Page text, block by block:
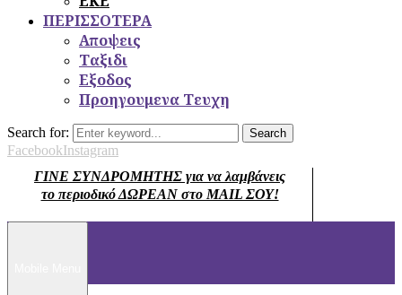
ΠΕΡΙΣΣΟΤΕΡΑ
Αποψεις
Ταξιδι
Εξοδος
Προηγουμενα Τευχη
Search for: Search
FacebookInstagram
ΓΙΝΕ ΣΥΝΔΡΟΜΗΤΗΣ για να λαμβάνεις
το περιοδικό ΔΩΡΕΑΝ στο MAIL ΣΟΥ!